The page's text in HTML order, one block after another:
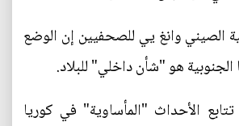
الصيني وانغ يي للصحفيين إن الوضع
هو "شأن داخلي" للبلاد.
الأحداث "المأساوية" في كوريا